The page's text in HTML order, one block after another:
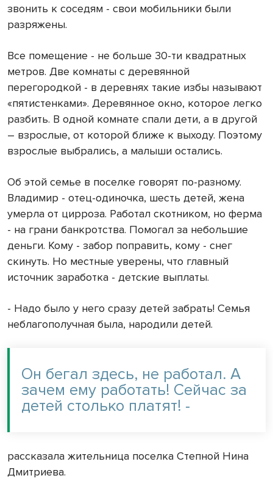
звонить к соседям - свои мобильники были
разряжены.
Все помещение - не больше 30-ти квадратных
метров. Две комнаты с деревянной
перегородкой - в деревнях такие избы называют
«пятистенками». Деревянное окно, которое легко
разбить. В одной комнате спали дети, а в другой
– взрослые, от которой ближе к выходу. Поэтому
взрослые выбрались, а малыши остались.
Об этой семье в поселке говорят по-разному.
Владимир - отец-одиночка, шесть детей, жена
умерла от цирроза. Работал скотником, но ферма
- на грани банкротства. Помогал за небольшие
деньги. Кому - забор поправить, кому - снег
скинуть. Но местные уверены, что главный
источник заработка - детские выплаты.
- Надо было у него сразу детей забрать! Семья
неблагополучная была, народили детей.
Он бегал здесь, не работал. А
зачем ему работать! Сейчас за
детей столько платят! -
рассказала жительница поселка Степной Нина
Дмитриева.